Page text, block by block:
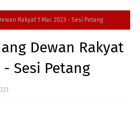
Rakyat 1 Mac 2023 - Sesi Petang
Dewan Rakyat
- Sesi Petang